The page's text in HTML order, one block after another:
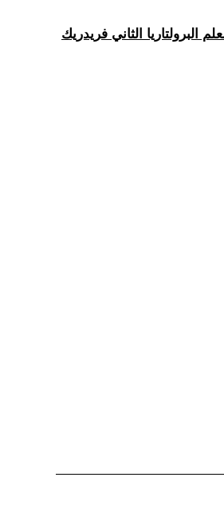
البرولتاريا الثاني فريدريك